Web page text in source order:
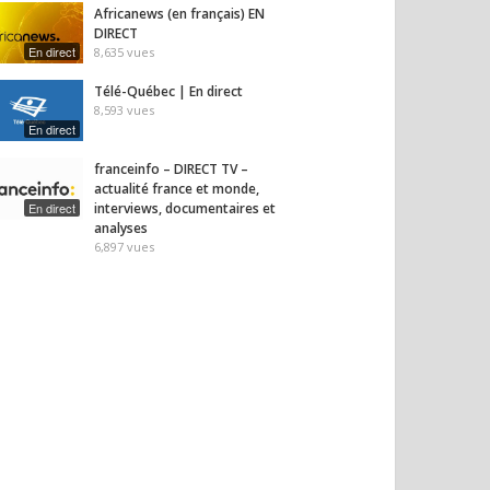
En direct
Africanews (en français) EN
DIRECT
8,635 vues
En direct
Télé-Québec | En direct
8,593 vues
En direct
franceinfo – DIRECT TV –
actualité france et monde,
interviews, documentaires et
analyses
6,897 vues